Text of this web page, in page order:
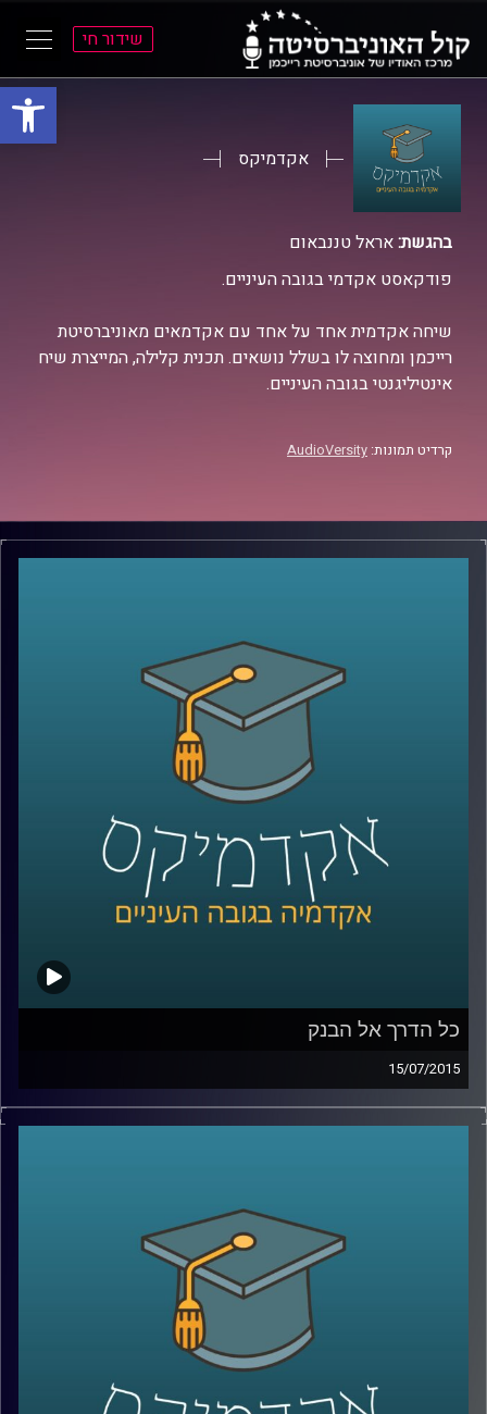
פתח
שידור חי
אקדמיקס
בהגשת:אראל טננבאום
פודקאסט אקדמי בגובה העיניים.
שיחה אקדמית אחד על אחד עם אקדמאים מאוניברסיטת
רייכמן ומחוצה לו בשלל נושאים. תכנית קלילה, המייצרת שיח
אינטיליגנטי בגובה העיניים.
קרדיט תמונות: AudioVersity
כל הדרך אל הבנק
15/07/2015
נדין בודו טרכטנברג, המשנה לנגידת בנק
עומדים לרשותו? נדין מסבירה על הקשר בין
משברים כלכליים לבין הפעילות של הבנקים
המרכזיים, ומנסה לתאר את התמונה הבעייתית
והמורכבת בכל הנוגע לסוגיות העוני העולמי.
אישה מעוררת השראה ובעלת השפעה
מתיישבת לשעה באולפן.